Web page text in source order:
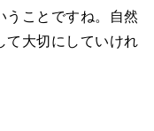
うことですね。自然
て大切にしていけれ